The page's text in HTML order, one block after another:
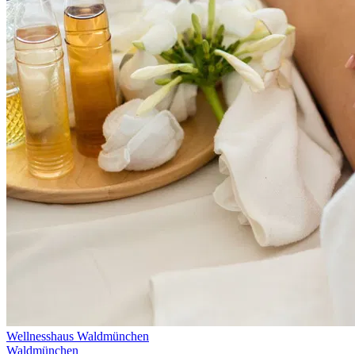
Wellnesshaus Waldmünchen
Waldmünchen